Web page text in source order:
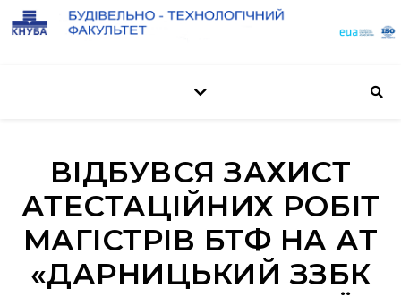
ВІДБУВСЯ ЗАХИСТ
АТЕСТАЦІЙНИХ РОБІТ
МАГІСТРІВ БТФ НА АТ
«ДАРНИЦЬКИЙ ЗЗБК